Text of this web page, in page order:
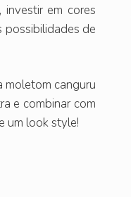
investir em cores
possibilidades de
moletom canguru
e combinar com
um look style!